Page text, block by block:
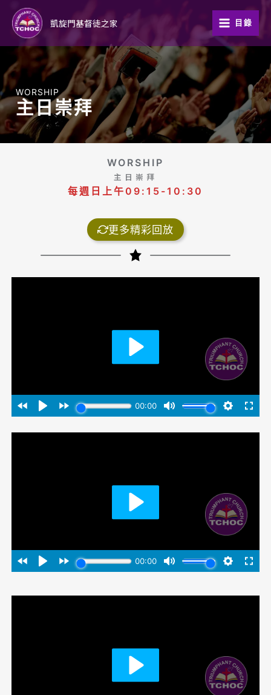
要
容
凱旋門基督徒之家 目錄
WORSHIP
主日崇拜
WORSHIP
主日崇拜
每週日上午09:15-10:30
更多精彩回放